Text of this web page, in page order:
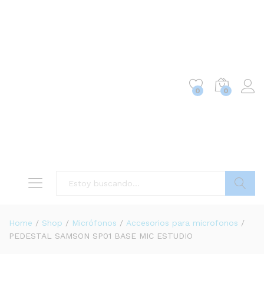
0 0
Home / Shop / Micrófonos / Accesorios para microfonos /
PEDESTAL SAMSON SP01 BASE MIC ESTUDIO